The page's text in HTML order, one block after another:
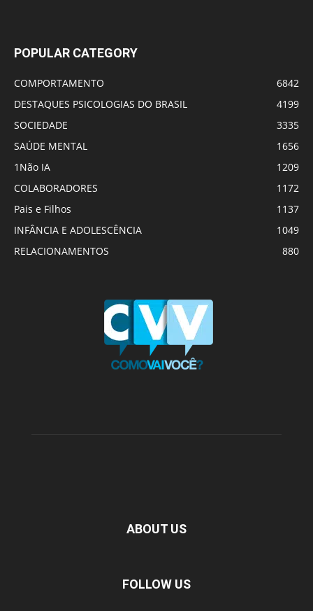
POPULAR CATEGORY
COMPORTAMENTO
6842
DESTAQUES PSICOLOGIAS DO BRASIL
4199
SOCIEDADE
3335
SAÚDE MENTAL
1656
1Não IA
1209
COLABORADORES
1172
Pais e Filhos
1137
INFÂNCIA E ADOLESCÊNCIA
1049
RELACIONAMENTOS
880
ABOUT US
FOLLOW US